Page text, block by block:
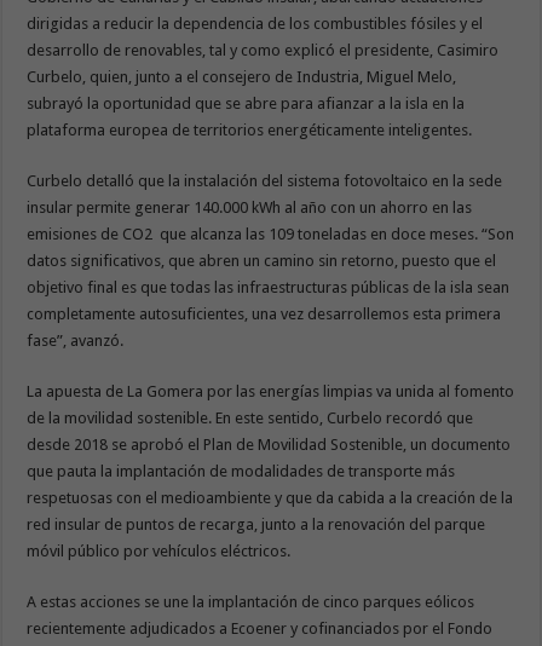
dirigidas a reducir la dependencia de los combustibles fósiles y el
desarrollo de renovables, tal y como explicó el presidente, Casimiro
Curbelo, quien, junto a el consejero de Industria, Miguel Melo,
subrayó la oportunidad que se abre para afianzar a la isla en la
plataforma europea de territorios energéticamente inteligentes.
Curbelo detalló que la instalación del sistema fotovoltaico en la sede
insular permite generar 140.000 kWh al año con un ahorro en las
emisiones de CO2 que alcanza las 109 toneladas en doce meses. “Son
datos significativos, que abren un camino sin retorno, puesto que el
objetivo final es que todas las infraestructuras públicas de la isla sean
completamente autosuficientes, una vez desarrollemos esta primera
fase”, avanzó.
La apuesta de La Gomera por las energías limpias va unida al fomento
de la movilidad sostenible. En este sentido, Curbelo recordó que
desde 2018 se aprobó el Plan de Movilidad Sostenible, un documento
que pauta la implantación de modalidades de transporte más
respetuosas con el medioambiente y que da cabida a la creación de la
red insular de puntos de recarga, junto a la renovación del parque
móvil público por vehículos eléctricos.
A estas acciones se une la implantación de cinco parques eólicos
recientemente adjudicados a Ecoener y cofinanciados por el Fondo